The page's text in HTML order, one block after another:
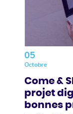
05
Octobre
Come &
projet
bonnes